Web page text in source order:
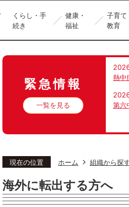
くらし・手
続き
健康・
福祉
子育て
教育
緊急情報
一覧を見る
熱中
第六
現在の位置 ホーム 組織から探
海外に転出する方へ